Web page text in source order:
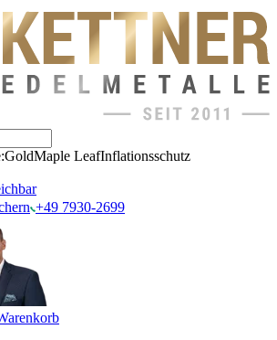
GoldMaple LeafInflationsschutz
+49 7930-2699